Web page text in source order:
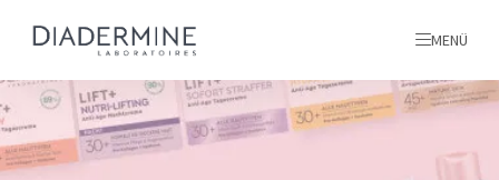
Alle produkte
MENÜ